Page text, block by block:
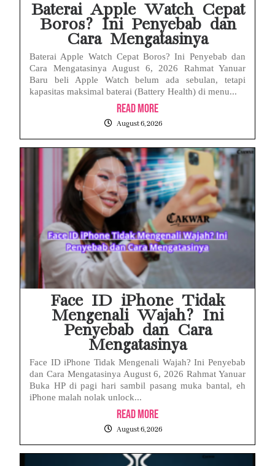
Baterai Apple Watch Cepat
Boros? Ini Penyebab dan
Cara Mengatasinya
Baterai Apple Watch Cepat Boros? Ini Penyebab dan
Cara Mengatasinya August 6, 2026 Rahmat Yanuar
Baru beli Apple Watch belum ada sebulan, tetapi
kapasitas maksimal baterai (Battery Health) di menu...
Read More
August 6, 2026
Face ID iPhone Tidak
Mengenali Wajah? Ini
Penyebab dan Cara
Mengatasinya
Face ID iPhone Tidak Mengenali Wajah? Ini Penyebab
dan Cara Mengatasinya August 6, 2026 Rahmat Yanuar
Buka HP di pagi hari sambil pasang muka bantal, eh
iPhone malah nolak unlock...
Read More
August 6, 2026